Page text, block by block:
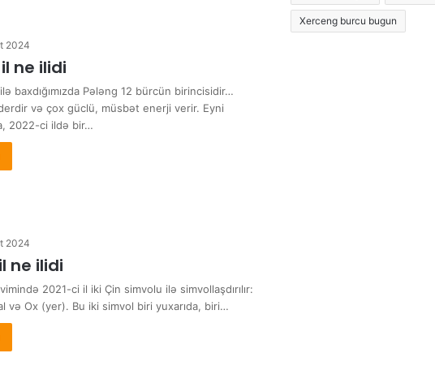
2024
ne ilidi
baxdığımızda Pələng 12 bürcün birincisidir…
və çox güclü, müsbət enerji verir. Eyni
2022-ci ildə bir…
2024
ne ilidi
2021-ci il iki Çin simvolu ilə simvollaşdırılır:
və Ox (yer). Bu iki simvol biri yuxarıda, biri…
Xerceng burcu bugun